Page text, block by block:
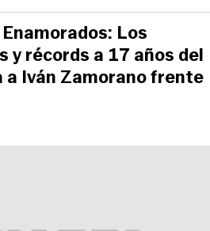
Los
y récords a 17 años del
Iván Zamorano frente